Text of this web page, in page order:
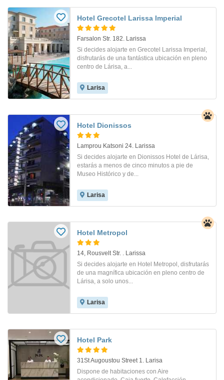
Hotel Grecotel Larissa Imperial
Farsalon Str. 182. Larissa
Si decides alojarte en Grecotel Larissa Imperial,
disfrutarás de una fantástica ubicación en pleno
centro de Lárisa, a...
Larisa
Hotel Dionissos
Lamprou Katsoni 24. Larissa
Si decides alojarte en Dionissos Hotel de Lárisa,
estarás a menos de cinco minutos a pie de
Museo Histórico y de...
Larisa
Hotel Metropol
14, Rousvelt Str. . Larissa
Si decides alojarte en Hotel Metropol, disfrutarás
de una magnífica ubicación en pleno centro de
Lárisa, a solo unos...
Larisa
Hotel Park
31St Augoustou Street 1. Larisa
Dispone de habitaciones con Aire